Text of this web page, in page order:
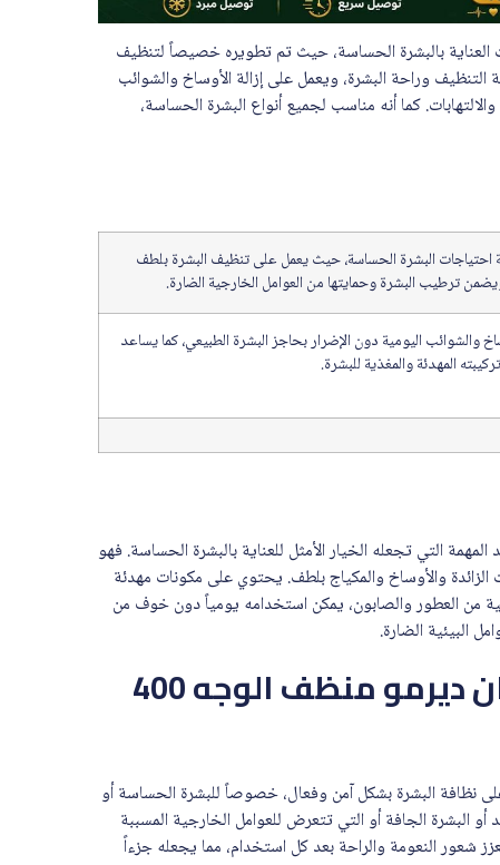
منظف الوجه 400 مل من أفضل منتجات العناية بالبشرة الحساسة، حيث تم تطويره خصيصاً لتنظيف
وراحة البشرة، ويعمل على إزالة الأوساخ والشوائب
كما أنه مناسب لجميع أنواع البشرة الحساسة،
احتياجات البشرة الحساسة، حيث يعمل على تنظيف البشرة بلطف
ترطيب البشرة وحمايتها من العوامل الخارجية الضارة.
والشوائب اليومية دون الإضرار بحاجز البشرة الطبيعي، كما يساعد
المهدئة والمغذية للبشرة.
مل يتميز بالعديد من الفوائد المهمة التي تجعله الخيار الأمثل للعناية بالبشرة الحساسة. فهو
والأوساخ والمكياج بلطف. يحتوي على مكونات مهدئة
من العطور والصابون، يمكن استخدامه يومياً دون خوف من
البيئية الضارة.
لماذا تستخدم لاروش بوزيه توليريان ديرمو منظف الوجه 400
توليريان ديرمو منظف الوجه 400 مل للحفاظ على نظافة البشرة بشكل آمن وفعال، خصوصاً للبشرة الحساسة أو
البشرة الجافة أو التي تتعرض للعوامل الخارجية المسببة
شعور النعومة والراحة بعد كل استخدام، مما يجعله جزءاً